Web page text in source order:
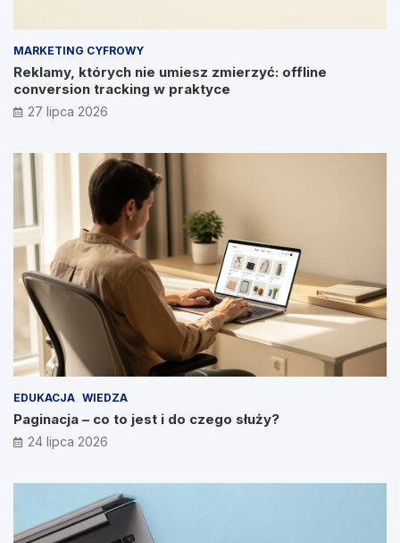
MARKETING CYFROWY
Reklamy, których nie umiesz zmierzyć: offline
conversion tracking w praktyce
27 lipca 2026
EDUKACJA WIEDZA
Paginacja – co to jest i do czego służy?
24 lipca 2026